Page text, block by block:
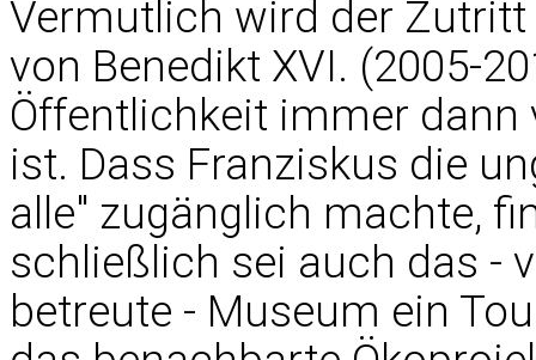
Vermutlich wird der Zutritt
von Benedikt XVI. (2005-
Öffentlichkeit immer dann
ist. Dass Franziskus die
alle" zugänglich machte,
schließlich sei auch das -
betreute - Museum ein